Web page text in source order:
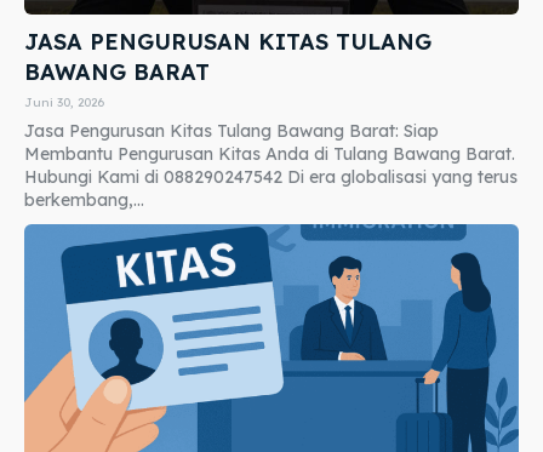
JASA PENGURUSAN KITAS TULANG
BAWANG BARAT
Juni 30, 2026
Jasa Pengurusan Kitas Tulang Bawang Barat: Siap
Membantu Pengurusan Kitas Anda di Tulang Bawang Barat.
Hubungi Kami di 088290247542 Di era globalisasi yang terus
berkembang,...